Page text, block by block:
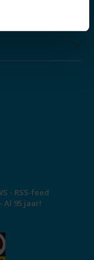
- RSS-feed
Al 95 jaar!